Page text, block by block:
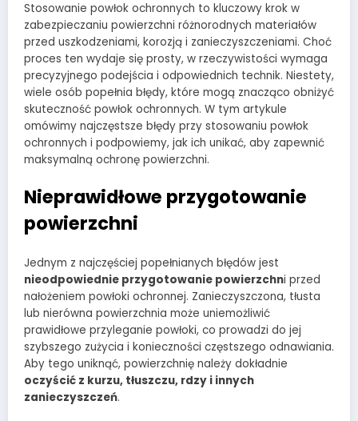
Stosowanie powłok ochronnych to kluczowy krok w
zabezpieczaniu powierzchni różnorodnych materiałów
przed uszkodzeniami, korozją i zanieczyszczeniami. Choć
proces ten wydaje się prosty, w rzeczywistości wymaga
precyzyjnego podejścia i odpowiednich technik. Niestety,
wiele osób popełnia błędy, które mogą znacząco obniżyć
skuteczność powłok ochronnych. W tym artykule
omówimy najczęstsze błędy przy stosowaniu powłok
ochronnych i podpowiemy, jak ich unikać, aby zapewnić
maksymalną ochronę powierzchni.
Nieprawidłowe przygotowanie
powierzchni
Jednym z najczęściej popełnianych błędów jest
nieodpowiednie przygotowanie powierzchni przed
nałożeniem powłoki ochronnej. Zanieczyszczona, tłusta
lub nierówna powierzchnia może uniemożliwić
prawidłowe przyleganie powłoki, co prowadzi do jej
szybszego zużycia i konieczności częstszego odnawiania.
Aby tego uniknąć, powierzchnię należy dokładnie
oczyścić z kurzu, tłuszczu, rdzy i innych
zanieczyszczeń.